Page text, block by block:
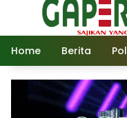
Home Berita